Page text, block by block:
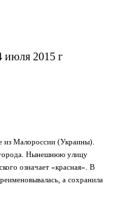
2015 г
из Малороссии (Украины).
города. Нынешнюю улицу
означает «красная». В
а сохранила